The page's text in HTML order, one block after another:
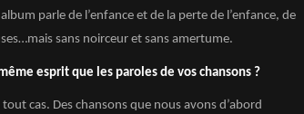
parle de l’enfance et de la perte de l’enfance, de
sans noirceur et sans amertume.
esprit que les paroles de vos chansons ?
cas. Des chansons que nous avons d’abord